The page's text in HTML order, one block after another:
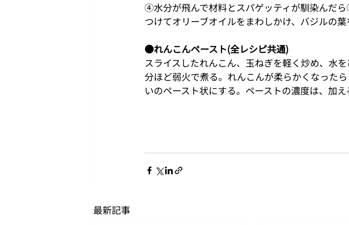
④水分が飛んで材料とスパゲッティが馴染んだ
つけてオリーブオイルをまわしかけ、バジルの葉
●れんこんペースト(全レシピ共通)
スライスしたれんこん、玉ねぎを軽く炒め、水
分ほど弱火で煮る。れんこんが柔らかくなった
いのペースト状にする。ペーストの濃度は、加え
最新記事